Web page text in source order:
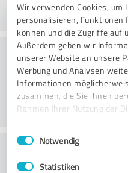
Wir verwenden Cookies, um
personalisieren, Funktionen
können und die Zugriffe auf
Außerdem geben wir
unserer Website an unsere
Werbung und Analysen
Informationen
zusammen, die Sie ihnen
Rahmen Ihrer Nutzung der
Impressum
Einwilligungsauswahl
Notwendig
Statistiken